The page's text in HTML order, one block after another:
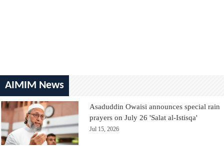
AIMIM News
Asaduddin Owaisi announces special rain
prayers on July 26 'Salat al-Istisqa'
Jul 15, 2026